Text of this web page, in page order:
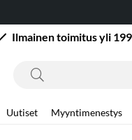
Ilmainen toimitus yli
Uutiset Myyntimenestys